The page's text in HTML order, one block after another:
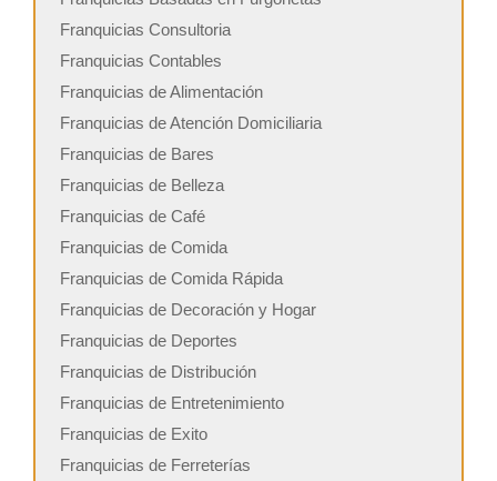
Franquicias Consultoria
Franquicias Contables
Franquicias de Alimentación
Franquicias de Atención Domiciliaria
Franquicias de Bares
Franquicias de Belleza
Franquicias de Café
Franquicias de Comida
Franquicias de Comida Rápida
Franquicias de Decoración y Hogar
Franquicias de Deportes
Franquicias de Distribución
Franquicias de Entretenimiento
Franquicias de Exito
Franquicias de Ferreterías